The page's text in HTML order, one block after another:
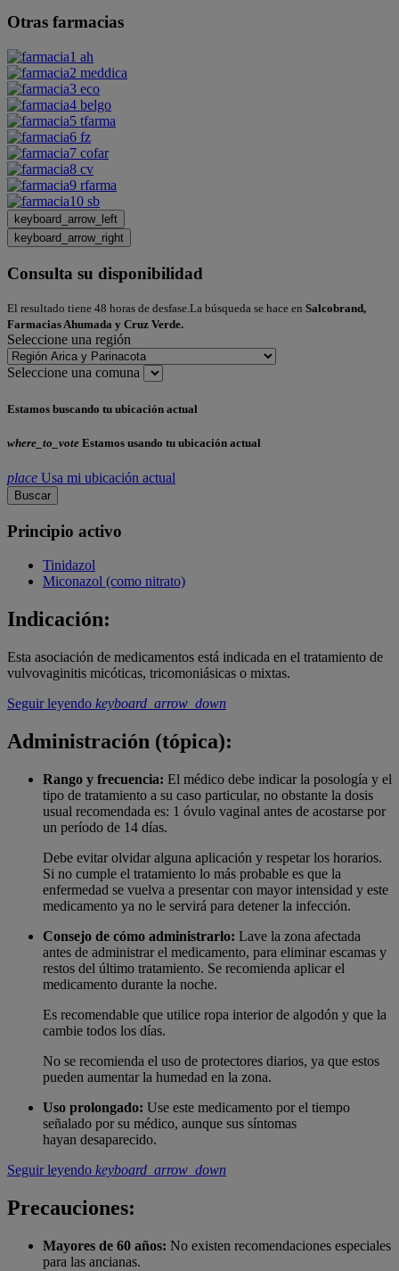
Otras farmacias
keyboard_arrow_left
keyboard_arrow_right
Consulta su disponibilidad
El resultado tiene 48 horas de desfase.La búsqueda se hace en Salcobrand,
Farmacias Ahumada y Cruz Verde.
Seleccione una región
Seleccione una comuna
Estamos buscando tu ubicación actual
where_to_vote Estamos usando tu ubicación actual
place Usa mi ubicación actual
Buscar
Principio activo
Tinidazol
Miconazol (como nitrato)
Indicación:
Esta asociación de medicamentos está indicada en el tratamiento de
vulvovaginitis micóticas, tricomoniásicas o mixtas.
Seguir leyendo keyboard_arrow_down
Administración (tópica):
Rango y frecuencia: El médico debe indicar la posología y el
tipo de tratamiento a su caso particular, no obstante la dosis
usual recomendada es: 1 óvulo vaginal antes de acostarse por
un período de 14 días.
Debe evitar olvidar alguna aplicación y respetar los horarios.
Si no cumple el tratamiento lo más probable es que la
enfermedad se vuelva a presentar con mayor intensidad y este
medicamento ya no le servirá para detener la infección.
Consejo de cómo administrarlo: Lave la zona afectada
antes de administrar el medicamento, para eliminar escamas y
restos del último tratamiento. Se recomienda aplicar el
medicamento durante la noche.
Es recomendable que utilice ropa interior de algodón y que la
cambie todos los días.
No se recomienda el uso de protectores diarios, ya que estos
pueden aumentar la humedad en la zona.
Uso prolongado: Use este medicamento por el tiempo
señalado por su médico, aunque sus síntomas
hayan desaparecido.
Seguir leyendo keyboard_arrow_down
Precauciones:
Mayores de 60 años: No existen recomendaciones especiales
para las ancianas.